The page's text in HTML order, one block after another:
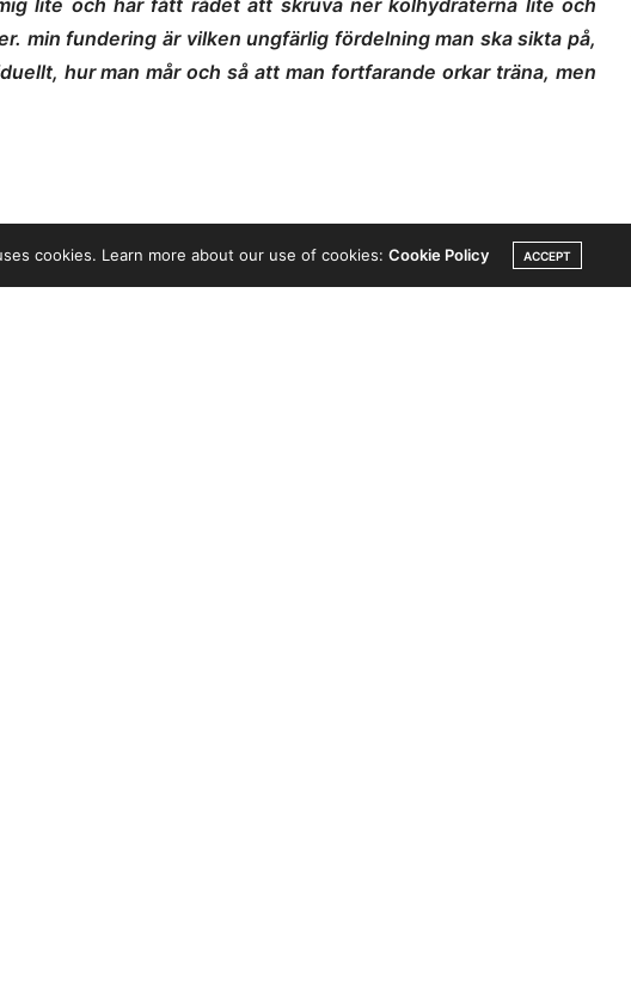
lite och har fått rådet att skruva ner kolhydraterna lite och
min fundering är vilken ungfärlig fördelning man ska sikta på,
hur man mår och så att man fortfarande orkar träna, men
cookies. Learn more about our use of cookies: Cookie Policy ACCEPT